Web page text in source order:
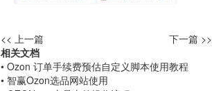
<< 上一篇
下一篇 >>
相关文档
• Ozon 订单手续费预估自定义脚本使用教程
• 智赢Ozon选品网站使用